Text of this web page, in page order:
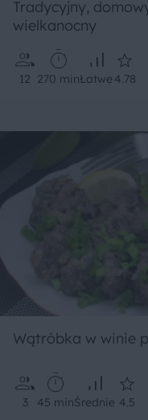
Tradycyjny,
wielkanocny
12 270 minŁatwe 4.78
Wątróbka w winie
3 45 minŚrednie 4.5